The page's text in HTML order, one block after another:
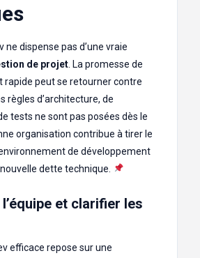
ne dispense pas d’une vraie
de projet . La promesse de
rapide peut se retourner contre
règles d’architecture, de
tests ne sont pas posées dès le
organisation contribue à tirer le
de développement
dette technique.
et clarifier les
efficace repose sur une